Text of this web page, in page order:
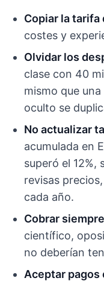
Copiar la tarifa
costes y
Olvidar los
clase con 40
mismo que
oculto se
No actualizar
acumulada en
superó el 12%,
revisas
cada año.
Cobrar
científico,
no deberían
Aceptar pagos